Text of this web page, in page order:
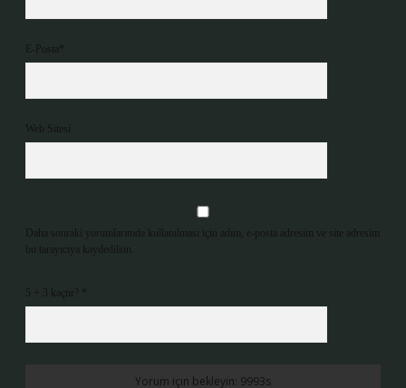
E-Posta*
Web Sitesi
Daha sonraki yorumlarımda kullanılması için adım, e-posta adresim ve site adresim
bu tarayıcıya kaydedilsin.
5 + 3 kaçtır?